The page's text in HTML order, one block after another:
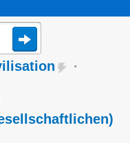
·